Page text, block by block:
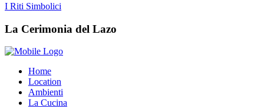
I Riti Simbolici
La Cerimonia del Lazo
Home
Location
Ambienti
La Cucina